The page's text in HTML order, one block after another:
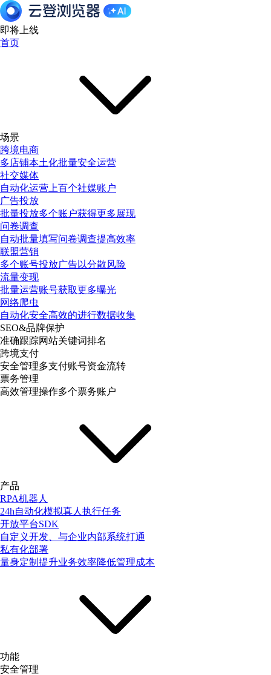
即将上线
首页
场景
跨境电商
多店铺本土化批量安全运营
社交媒体
自动化运营上百个社媒账户
广告投放
批量投放多个账户获得更多展现
问卷调查
自动批量填写问卷调查提高效率
联盟营销
多个账号投放广告以分散风险
流量变现
批量运营账号获取更多曝光
网络爬虫
自动化安全高效的进行数据收集
SEO&品牌保护
准确跟踪网站关键词排名
跨境支付
安全管理多支付账号资金流转
票务管理
高效管理操作多个票务账户
产品
RPA机器人
24h自动化模拟真人执行任务
开放平台SDK
自定义开发、与企业内部系统打通
私有化部署
量身定制提升业务效率降低管理成本
功能
安全管理